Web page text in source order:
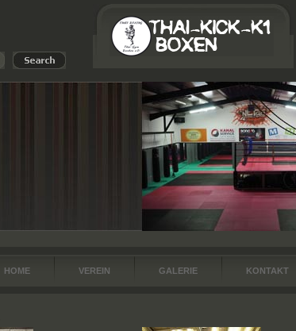
HOME VEREIN GALERIE KONTAKT